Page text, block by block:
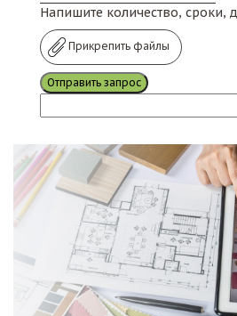
Напишите количество, сроки,
Прикрепить файлы